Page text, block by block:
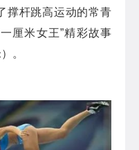
撑杆跳高运动的常青
厘米女王”精彩故事
。